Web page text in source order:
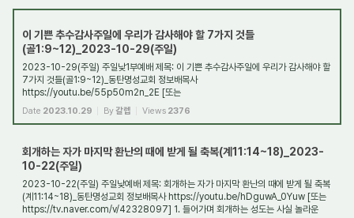
이 기쁜 추수감사주일에 우리가 감사해야 할 7가지 것들
(골1:9~12)_2023-10-29(주일)
2023-10-29(주일) 주일낮1부예배 제목: 이 기쁜 추수감사주일에 우리가 감사해야 할
7가지 것들(골1:9~12)_동탄명성교회 정보배목사
https://youtu.be/55p50m2n_2E [또는
https://tv.naver.com/v/43708328] 1. 들어가며 오늘은 교회가 추수감사주일로
Date 2023.10.29 By갈렙 Views 2376
회개하는 자가 마지막 환난의 때에 받게 될 축복(계11:14~18)_2023-
10-22(주일)
2023-10-22(주일) 주일낮예배 제목: 회개하는 자가 마지막 환난의 때에 받게 될 축복
(계11:14~18)_동탄명성교회 정보배목사 https://youtu.be/hDguwA_0Yuw [또는
https://tv.naver.com/v/42328097] 1. 들어가며 회개하는 성도는 사실 놀라운